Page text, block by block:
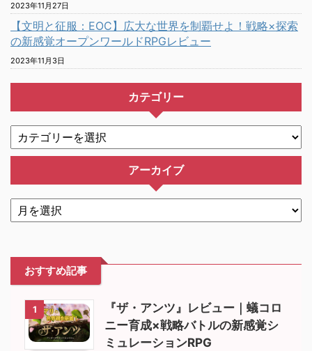
2023年11月27日
【文明と征服：EOC】広大な世界を制覇せよ！戦略×探索
の新感覚オープンワールドRPGレビュー
2023年11月3日
カテゴリー
アーカイブ
おすすめ記事
1
『ザ・アンツ』レビュー｜蟻コロ
ニー育成×戦略バトルの新感覚シ
ミュレーションRPG